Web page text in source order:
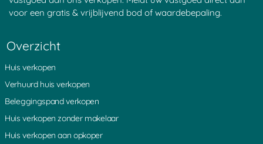
Winkelpand verkopen
Horecapand verkopen
Waarde bedrijfspand
Waarde bedrijfspand bepalen
voor een gratis & vrijblijvend bod of waardebepaling.
Overzicht
Huis verkopen
Verhuurd huis verkopen
Beleggingspand verkopen
Huis verkopen zonder makelaar
Huis verkopen aan opkoper